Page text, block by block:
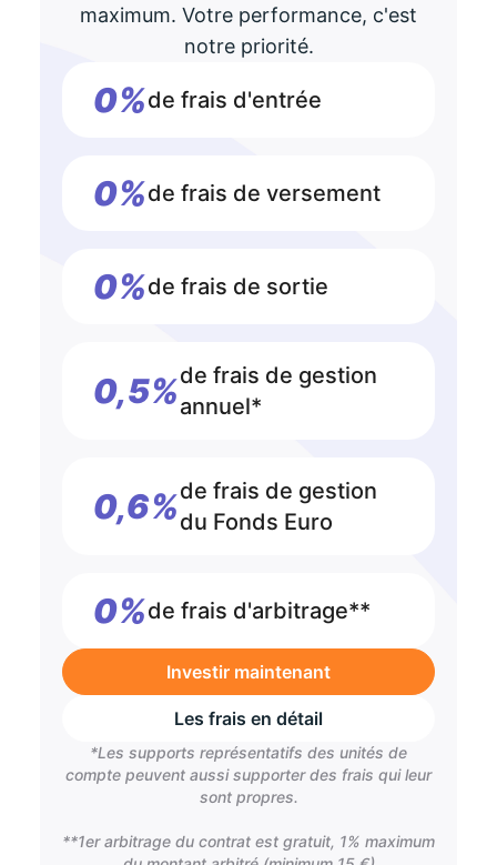
maximum. Votre performance, c'est
notre priorité.
0%de frais d'entrée
0%de frais de versement
0%de frais de sortie
0,5%de frais de gestion
annuel*
0,6%de frais de gestion
du Fonds Euro
0%de frais d'arbitrage**
Investir maintenant
Les frais en détail
*Les supports représentatifs des unités de
compte peuvent aussi supporter des frais qui leur
sont propres.
**1er arbitrage du contrat est gratuit, 1% maximum